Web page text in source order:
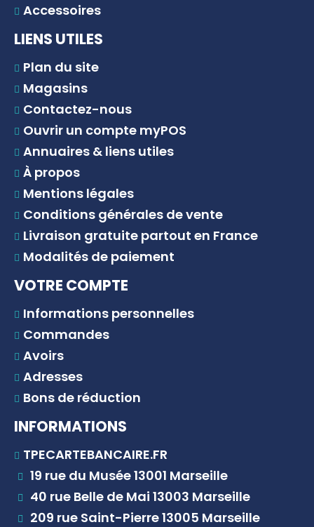
Accessoires
LIENS UTILES
Plan du site
Magasins
Contactez-nous
Ouvrir un compte myPOS
Annuaires & liens utiles
À propos
Mentions légales
Conditions générales de vente
Livraison gratuite partout en France
Modalités de paiement
VOTRE COMPTE
Informations personnelles
Commandes
Avoirs
Adresses
Bons de réduction
INFORMATIONS
TPECARTEBANCAIRE.FR
19 rue du Musée 13001 Marseille
40 rue Belle de Mai 13003 Marseille
209 rue Saint-Pierre 13005 Marseille